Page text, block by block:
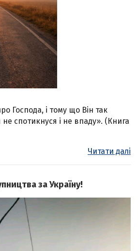
Господа, і тому що Він так
спотикнуся і не впаду». (Книга
Читати далі
за Україну!